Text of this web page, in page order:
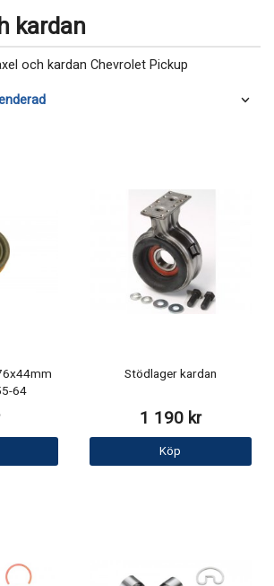
kardan
och kardan Chevrolet Pickup
64
Stödlager kardan
1 190 kr
Köp